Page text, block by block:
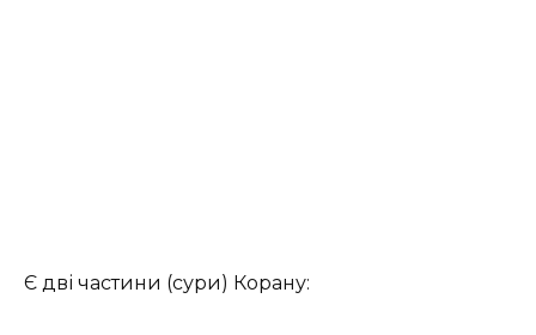
Є дві частини (сури) Корану: